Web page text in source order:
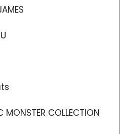
MONSTER COLLECTION